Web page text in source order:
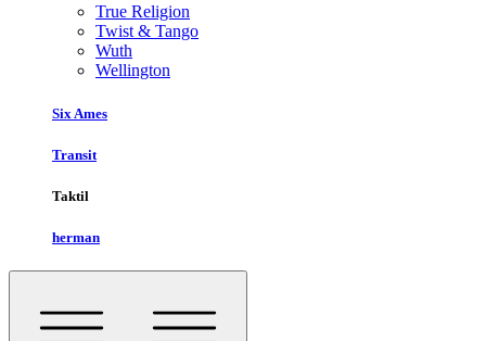
True Religion
Twist & Tango
Wuth
Wellington
Six Ames
Transit
Taktil
herman